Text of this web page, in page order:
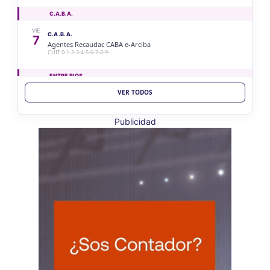
C.A.B.A.
VIE
7 C.A.B.A.
Agentes Recaudac CABA e-Arciba
CUIT 0-1-2-3-4-5-6-7-8-9-…
ENTRE RIOS
7
CUIT 5-6-7-8-9-…
7
7
LA RIOJA
VER TODOS
Publicidad